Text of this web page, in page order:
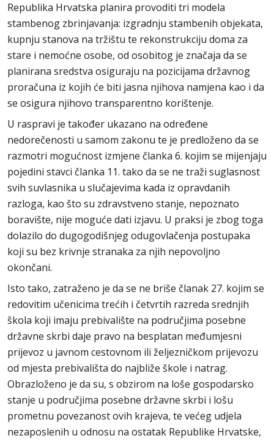
Republika Hrvatska planira provoditi tri modela
stambenog zbrinjavanja: izgradnju stambenih objekata,
kupnju stanova na tržištu te rekonstrukciju doma za
stare i nemoćne osobe, od osobitog je značaja da se
planirana sredstva osiguraju na pozicijama državnog
proračuna iz kojih će biti jasna njihova namjena kao i da
se osigura njihovo transparentno korištenje.
U raspravi je također ukazano na određene
nedorečenosti u samom zakonu te je predloženo da se
razmotri mogućnost izmjene članka 6. kojim se mijenjaju
pojedini stavci članka 11. tako da se ne traži suglasnost
svih suvlasnika u slučajevima kada iz opravdanih
razloga, kao što su zdravstveno stanje, nepoznato
boravište, nije moguće dati izjavu. U praksi je zbog toga
dolazilo do dugogodišnjeg odugovlačenja postupaka
koji su bez krivnje stranaka za njih nepovoljno
okončani.
Isto tako, zatraženo je da se ne briše članak 27. kojim se
redovitim učenicima trećih i četvrtih razreda srednjih
škola koji imaju prebivalište na područjima posebne
državne skrbi daje pravo na besplatan međumjesni
prijevoz u javnom cestovnom ili željezničkom prijevozu
od mjesta prebivališta do najbliže škole i natrag.
Obrazloženo je da su, s obzirom na loše gospodarsko
stanje u područjima posebne državne skrbi i lošu
prometnu povezanost ovih krajeva, te većeg udjela
nezaposlenih u odnosu na ostatak Republike Hrvatske,